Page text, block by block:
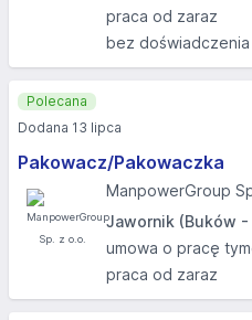
praca od zaraz
bez doświadczenia
Pakowacz/Pakowaczka
ManpowerGroup
Jawornik (Buków -
umowa o pracę
praca od zaraz
Polecana
Dodana 13 lipca